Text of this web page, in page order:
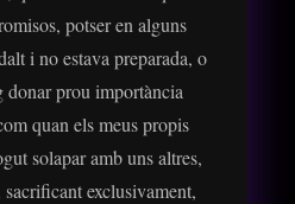
potser en alguns
i no estava preparada, o
donar prou importància
quan els meus propis
solapar amb uns altres,
exclusivament,